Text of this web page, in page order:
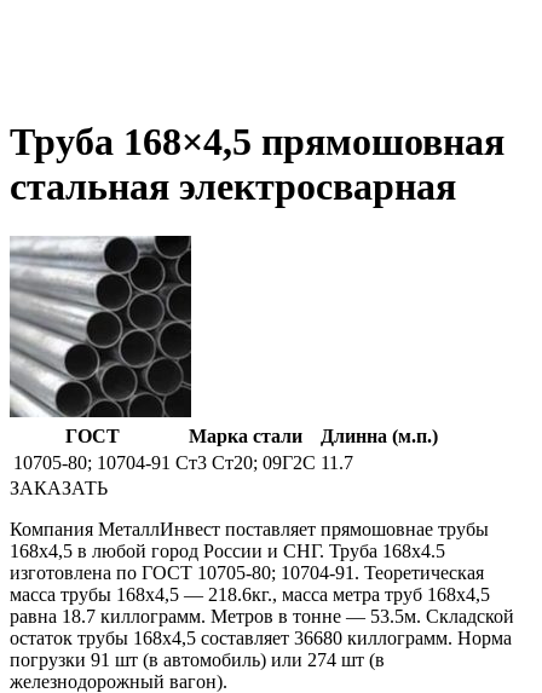
Труба 168×4,5 прямошовная
стальная электросварная
ГОСТ Марка стали
Длинна (м.п.)
10705-80; 10704-91 Ст3 Ст20; 09Г2С 11.7
ЗАКАЗАТЬ
Компания МеталлИнвест поставляет прямошовнае трубы
168х4,5 в любой город России и СНГ. Труба 168х4.5
изготовлена по ГОСТ 10705-80; 10704-91. Теоретическая
масса трубы 168х4,5 — 218.6кг., масса метра труб 168х4,5
равна 18.7 киллограмм. Метров в тонне — 53.5м. Складской
остаток трубы 168х4,5 составляет 36680 киллограмм. Норма
погрузки 91 шт (в автомобиль) или 274 шт (в
железнодорожный вагон).